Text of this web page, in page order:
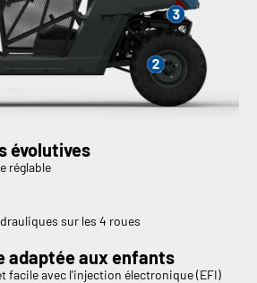
évolutives
réglable
sur les 4 roues
adaptée aux enfants
facile avec l'injection électronique (EFI)